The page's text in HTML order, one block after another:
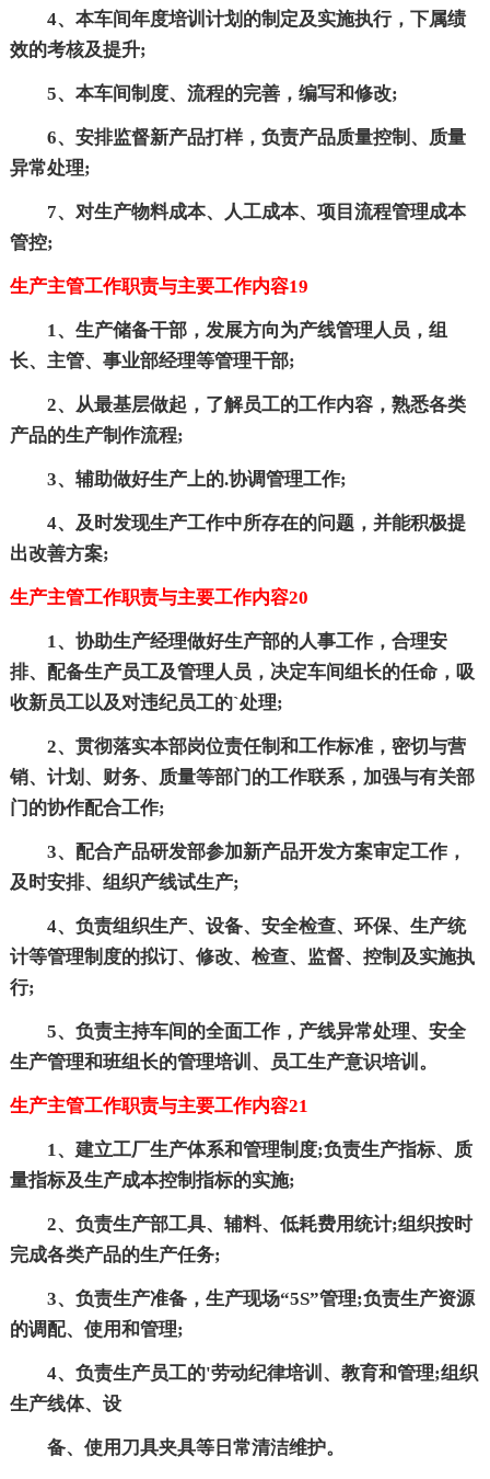
4、本车间年度培训计划的制定及实施执行，下属绩
效的考核及提升;
5、本车间制度、流程的完善，编写和修改;
6、安排监督新产品打样，负责产品质量控制、质量
异常处理;
7、对生产物料成本、人工成本、项目流程管理成本
管控;
生产主管工作职责与主要工作内容19
1、生产储备干部，发展方向为产线管理人员，组
长、主管、事业部经理等管理干部;
2、从最基层做起，了解员工的工作内容，熟悉各类
产品的生产制作流程;
3、辅助做好生产上的.协调管理工作;
4、及时发现生产工作中所存在的问题，并能积极提
出改善方案;
生产主管工作职责与主要工作内容20
1、协助生产经理做好生产部的人事工作，合理安
排、配备生产员工及管理人员，决定车间组长的任命，吸
收新员工以及对违纪员工的`处理;
2、贯彻落实本部岗位责任制和工作标准，密切与营
销、计划、财务、质量等部门的工作联系，加强与有关部
门的协作配合工作;
3、配合产品研发部参加新产品开发方案审定工作，
及时安排、组织产线试生产;
4、负责组织生产、设备、安全检查、环保、生产统
计等管理制度的拟订、修改、检查、监督、控制及实施执
行;
5、负责主持车间的全面工作，产线异常处理、安全
生产管理和班组长的管理培训、员工生产意识培训。
生产主管工作职责与主要工作内容21
1、建立工厂生产体系和管理制度;负责生产指标、质
量指标及生产成本控制指标的实施;
2、负责生产部工具、辅料、低耗费用统计;组织按时
完成各类产品的生产任务;
3、负责生产准备，生产现场“5S”管理;负责生产资源
的调配、使用和管理;
4、负责生产员工的'劳动纪律培训、教育和管理;组织
生产线体、设
备、使用刀具夹具等日常清洁维护。